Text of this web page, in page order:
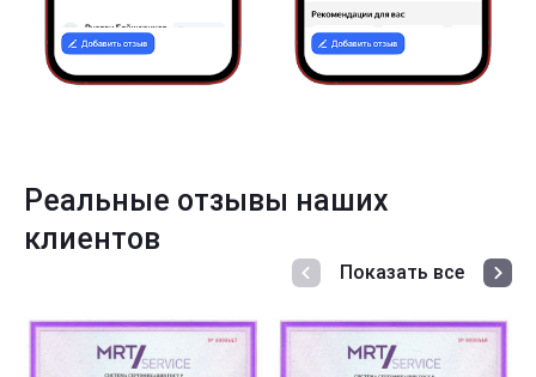
Реальные отзывы наших
клиентов
Показать все